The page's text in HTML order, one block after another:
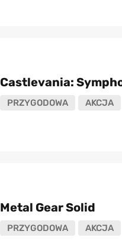
Castlevania:
PRZYGODOWA AKCJA
Metal Gear Solid
PRZYGODOWA AKCJA